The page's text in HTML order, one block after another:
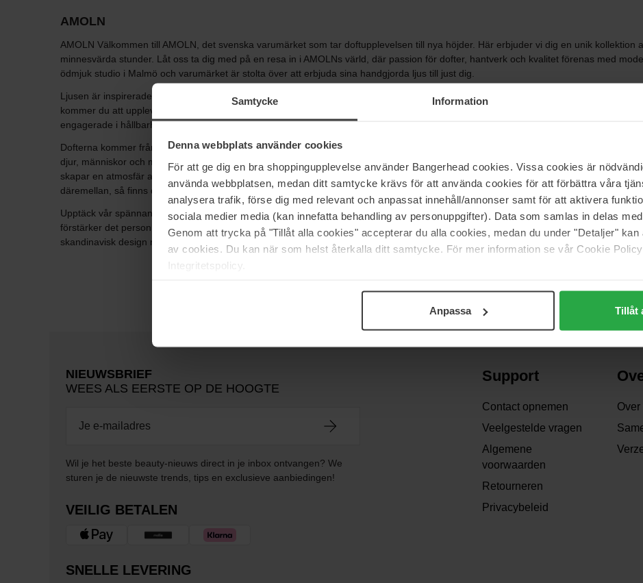
Samtycke Information
Denna webbplats använder cookies
För att ge dig en bra shoppingupplevelse använder Bangerhead cookies. Vissa cookies är
använda webbplatsen, medan ditt samtycke krävs för att använda cookies för att förbättra våra
analysera trafik, förse dig med relevant och anpassat innehåll/annonser samt för att aktivera
sociala medier media (kan innefatta behandling av personuppgifter). Data som samlas in delas
Genom att trycka på "Tillåt alla cookies" accepterar du alla cookies, medan du under "Detaljer" kan
av cookies. Du kan när som helst återkalla ditt samtycke. För mer information se vår Cookie
Integritetspolicy.
Anpassa Tillåt
AMOLN
AMOLN Välkommen till AMOLN, det svenska varumärket som tar doftupplevelsen till nya höjder. Här erbjuder vi dig en unik kollektion
minnesvärda stunder. Låt oss ta dig med på en resa in i AMOLNs värld, där passion för dofter, hantverk och kvalitet förenas med
ödmjuk studio i Malmö och varumärket är stolta över att erbjuda sina handgjorda ljus till just dig.
Ljusen är inspirerade av molnens mytologi och naturliga skönhet, och AMOLNs monokromatiska mattblåa ljus återspeglar detta på
kommer du att uppleva dess himmelska silhuetter och skuggor, och du kan vara säker på att varje ljus är noga skapat för att
engagerade i hållbarhet och använder endast de finaste naturliga materialen i sina ljus.
Dofterna kommer från Frankrike och varje ingrediens är handplockad och noggrant utvald för att ta med dig på en resa bakom
djur, människor och miljö och ljusen är handhällda och hjärtgjorda utan att använda grymma metoder. AMOLNs ljus är mer än bara
skapar en atmosfär av lugn, skönhet och välbefinnande. Dofterna kommer i olika varianter, så oavsett om du föredrar en fräsch och
däremellan, så finns det ett ljus från AMOLN som passar din stil och personlighet.
Upptäck vår spännande kollektion av ljus från AMOLN och låt dem bli en del av ditt hem. Ge dig själv eller någon du älskar
förstärker det personliga uttrycket. Hos AMOLN hittar du dofter som tar dig bortom det vanliga och låter dig skapa stunder att minnas.
skandinavisk design möts. Utforska kollektionen och låt våra ljusen föra dig bortom molnen och in i en värld av magi och skönhet.
NIEUWSBRIEF
WEES ALS EERSTE OP DE HOOGTE
Wil je het beste beauty-nieuws direct in je inbox ontvangen? We
sturen je de nieuwste trends, tips en exclusieve aanbiedingen!
VEILIG BETALEN
SNELLE LEVERING
Support
Contact opnemen
Veelgestelde vragen
Algemene
voorwaarden
Retourneren
Privacybeleid
Over